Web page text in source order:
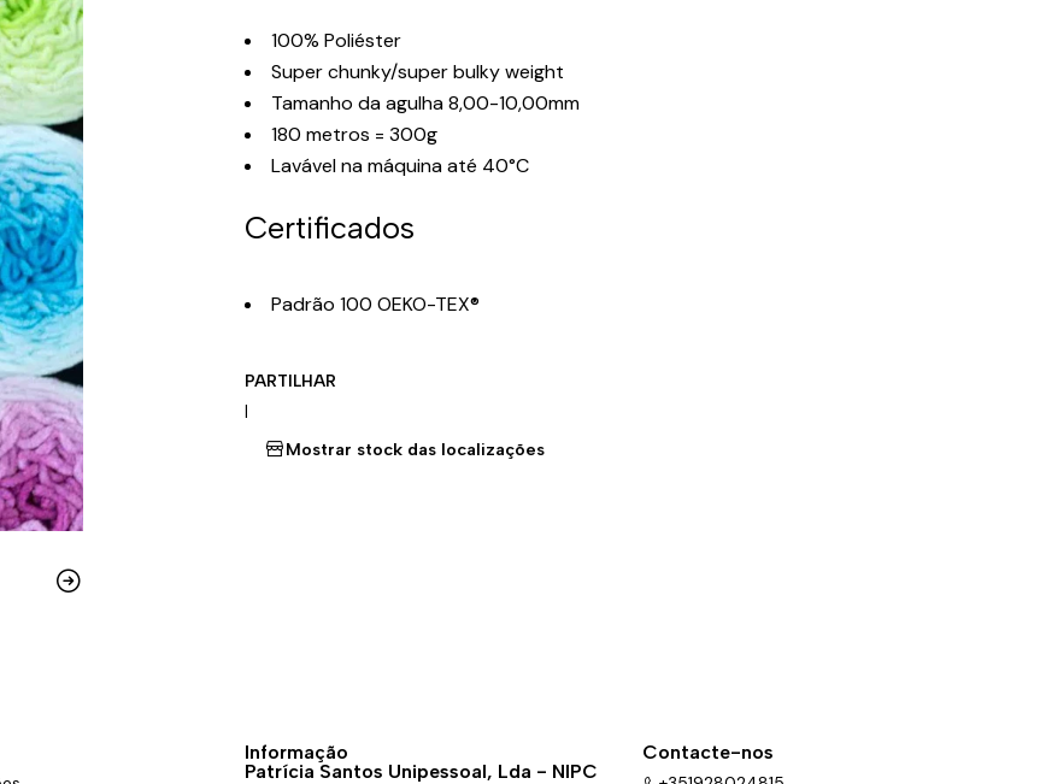
100% Poliéster
Super chunky/super bulky weight
Tamanho da agulha 8,00-10,00mm
180 metros = 300g
Lavável na máquina até 40°C
Certificados
Padrão 100 OEKO-TEX®
PARTILHAR
|
Mostrar stock das localizações
Informação
Patrícia Santos Unipessoal, Lda - NIPC
Contacte-nos